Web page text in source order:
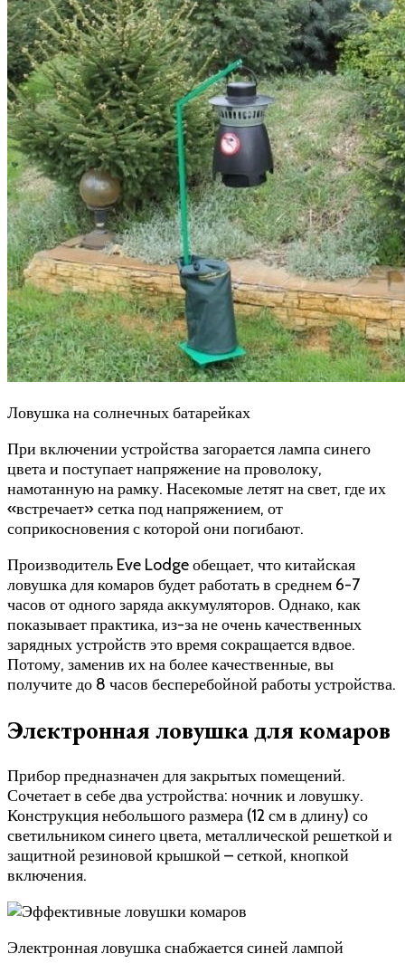
Ловушка на солнечных батарейках
При включении устройства загорается лампа синего
цвета и поступает напряжение на проволоку,
намотанную на рамку. Насекомые летят на свет, где их
«встречает» сетка под напряжением, от
соприкосновения с которой они погибают.
Производитель Eve Lodge обещает, что китайская
ловушка для комаров будет работать в среднем 6-7
часов от одного заряда аккумуляторов. Однако, как
показывает практика, из-за не очень качественных
зарядных устройств это время сокращается вдвое.
Потому, заменив их на более качественные, вы
получите до 8 часов бесперебойной работы устройства.
Электронная ловушка для комаров
Прибор предназначен для закрытых помещений.
Сочетает в себе два устройства: ночник и ловушку.
Конструкция небольшого размера (12 см в длину) со
светильником синего цвета, металлической решеткой и
защитной резиновой крышкой – сеткой, кнопкой
включения.
Электронная ловушка снабжается синей лампой